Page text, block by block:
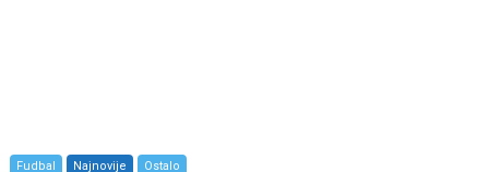
Fudbal Najnovije Ostalo